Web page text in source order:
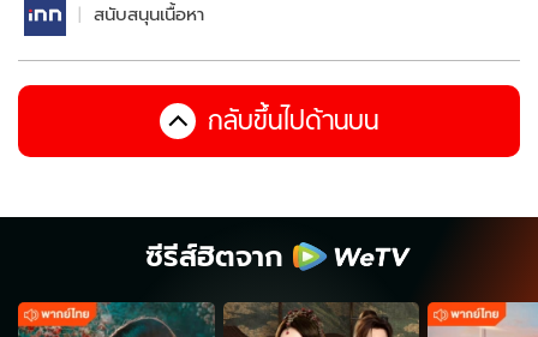
สนับสนุนเนื้อหา
กลับขึ้นไปด้านบน
ซีรีส์ฮิตจาก